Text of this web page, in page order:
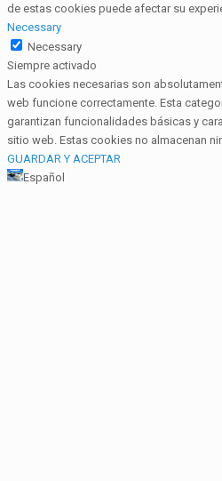
de estas cookies puede afectar su
Necessary
Necessary
Siempre activado
Las cookies necesarias son
web funcione correctamente. Esta
garantizan funcionalidades básicas y
sitio web. Estas cookies no almacenan
GUARDAR Y ACEPTAR
Español